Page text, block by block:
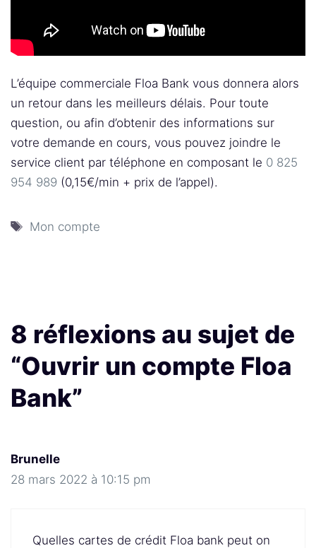
L’équipe commerciale Floa Bank vous donnera alors
un retour dans les meilleurs délais. Pour toute
question, ou afin d’obtenir des informations sur
votre demande en cours, vous pouvez joindre le
service client par téléphone en composant le 0 825
954 989 (0,15€/min + prix de l’appel).
Étiquettes
Mon compte
8 réflexions au sujet de
“Ouvrir un compte Floa
Bank”
Brunelle
28 mars 2022 à 10:15 pm
Quelles cartes de crédit Floa bank peut on